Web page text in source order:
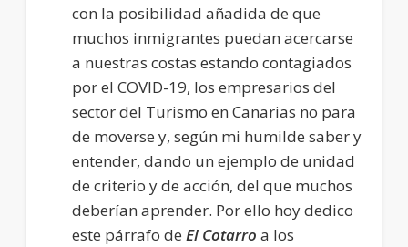
con la posibilidad añadida de que
muchos inmigrantes puedan acercarse
a nuestras costas estando contagiados
por el COVID-19, los empresarios del
sector del Turismo en Canarias no para
de moverse y, según mi humilde saber y
entender, dando un ejemplo de unidad
de criterio y de acción, del que muchos
deberían aprender. Por ello hoy dedico
este párrafo de El Cotarro a los